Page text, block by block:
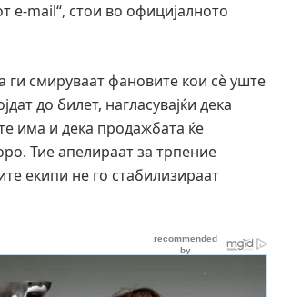
e-mail“, стои во официјалното
ги смируваат фановите кои сè уште
до билет, нагласувајќи дека
има и дека продажбата ќе
Тие апелираат за трпение
екипи не го стабилизираат